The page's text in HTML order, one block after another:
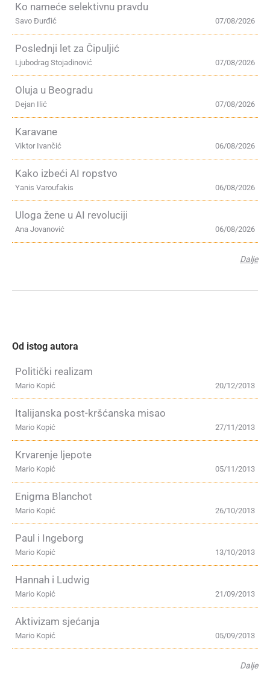
Ko nameće selektivnu pravdu
07/08/2026
Savo Đurđić
Poslednji let za Čipuljić
07/08/2026
Ljubodrag Stojadinović
Oluja u Beogradu
07/08/2026
Dejan Ilić
Karavane
06/08/2026
Viktor Ivančić
Kako izbeći AI ropstvo
06/08/2026
Yanis Varoufakis
Uloga žene u AI revoluciji
06/08/2026
Ana Jovanović
Dalje
Od istog autora
Politički realizam
20/12/2013
Mario Kopić
Italijanska post-kršćanska misao
27/11/2013
Mario Kopić
Krvarenje ljepote
05/11/2013
Mario Kopić
Enigma Blanchot
26/10/2013
Mario Kopić
Paul i Ingeborg
13/10/2013
Mario Kopić
Hannah i Ludwig
21/09/2013
Mario Kopić
Aktivizam sjećanja
05/09/2013
Mario Kopić
Dalje